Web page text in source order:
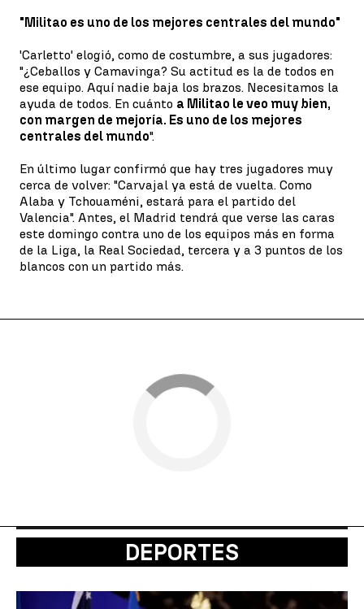
"Militao es uno de los mejores centrales del mundo"
'Carletto' elogió, como de costumbre, a sus jugadores:
"¿Ceballos y Camavinga? Su actitud es la de todos en
ese equipo. Aquí nadie baja los brazos. Necesitamos la
ayuda de todos. En cuánto a Militao le veo muy bien,
con margen de mejoría. Es uno de los mejores
centrales del mundo".
En último lugar confirmó que hay tres jugadores muy
cerca de volver: "Carvajal ya está de vuelta. Como
Alaba y Tchouaméni, estará para el partido del
Valencia". Antes, el Madrid tendrá que verse las caras
este domingo contra uno de los equipos más en forma
de la Liga, la Real Sociedad, tercera y a 3 puntos de los
blancos con un partido más.
DEPORTES